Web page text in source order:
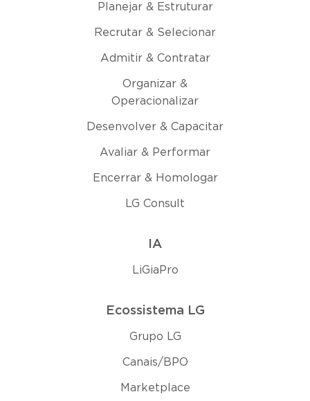
Planejar & Estruturar
Recrutar & Selecionar
Admitir & Contratar
Organizar &
Operacionalizar
Desenvolver & Capacitar
Avaliar & Performar
Encerrar & Homologar
LG Consult
IA
LiGiaPro
Ecossistema LG
Grupo LG
Canais/BPO
Marketplace